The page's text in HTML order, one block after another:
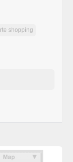
shopping